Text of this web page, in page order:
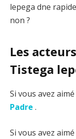
lepega dne
non ?
Les
Tistega
Si vous avez
Padre .
Si vous avez